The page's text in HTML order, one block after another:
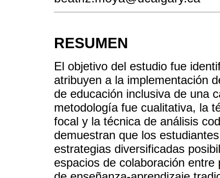
RESUMEN
El objetivo del estudio fue
atribuyen a la implementación
de educación inclusiva de una
metodología fue cualitativa, la
focal y la técnica de análisis
demuestran que los
estrategias diversificadas
espacios de colaboración